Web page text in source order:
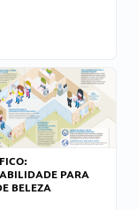
PARA
BELEZA